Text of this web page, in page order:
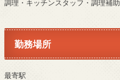
調理・キッチンスタッフ・調理補助
勤務場所
最寄駅